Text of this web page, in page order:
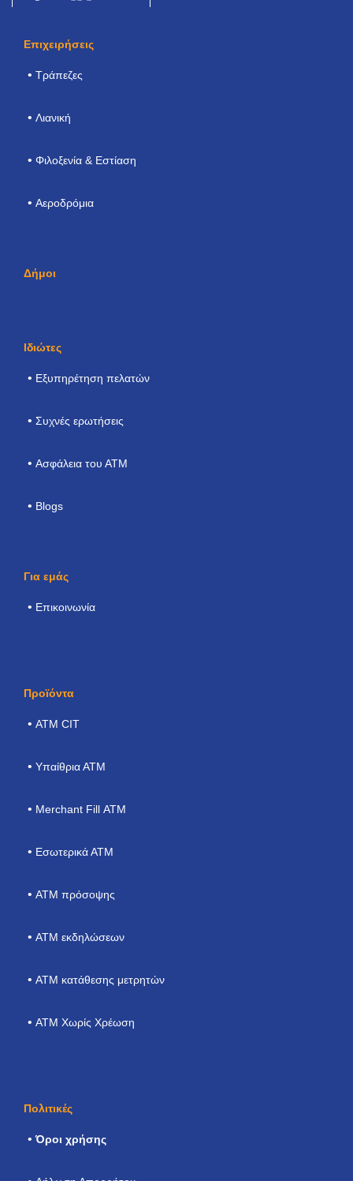
Επιχειρήσεις
Τράπεζες
Λιανική
Φιλοξενία & Εστίαση
Αεροδρόμια
Δήμοι
Ιδιώτες
Εξυπηρέτηση πελατών
Συχνές ερωτήσεις
Ασφάλεια του ΑΤΜ
Blogs
Για εμάς
Επικοινωνία
Προϊόντα
ΑΤΜ CIT
Υπαίθρια ΑΤΜ
Merchant Fill ΑΤΜ
Εσωτερικά ΑΤΜ
ΑΤΜ πρόσοψης
ATM εκδηλώσεων
ΑΤΜ κατάθεσης μετρητών
ATM Χωρίς Χρέωση
Πολιτικές
Όροι χρήσης